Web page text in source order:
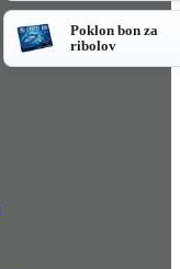
Poklon bon za
ribolov